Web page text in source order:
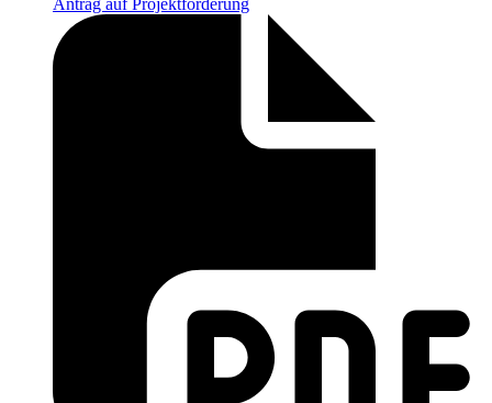
Antrag auf Projektförderung